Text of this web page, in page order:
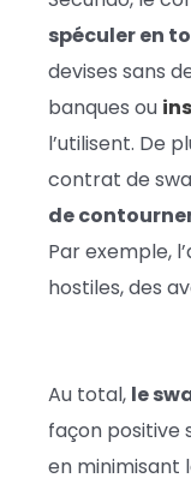
spéculer en
devises sans
banques ou
l’utilisent. De
contrat de
de
Par exemple,
hostiles, des
Au total, le
façon positive
en minimisant